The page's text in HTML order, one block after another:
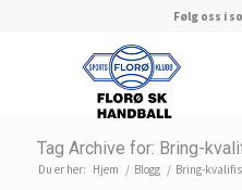
Følg oss i
Tag Archive for: Bring-
Du er her: Hjem / Blogg / Bring-